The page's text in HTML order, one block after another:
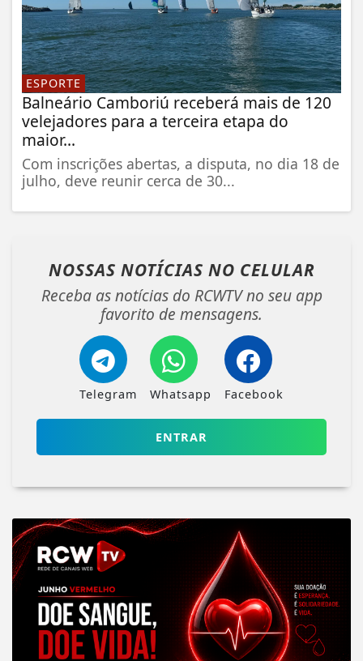
ESPORTE
Balneário Camboriú receberá mais de 120
velejadores para a terceira etapa do
maior...
Com inscrições abertas, a disputa, no dia 18 de
julho, deve reunir cerca de 30...
NOSSAS NOTÍCIAS NO CELULAR
Receba as notícias do RCWTV no seu app
favorito de mensagens.
Telegram Whatsapp Facebook
ENTRAR